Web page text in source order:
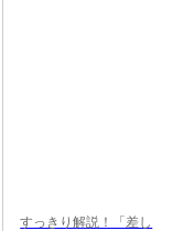
すっきり解説！「差し